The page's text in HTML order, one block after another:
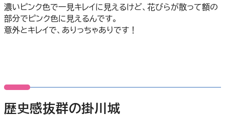
濃いピンク色で一見キレイに見えるけど、花びらが散って額の
部分でピンク色に見えるんです。
意外とキレイで、ありっちゃありです！
歴史感抜群の掛川城